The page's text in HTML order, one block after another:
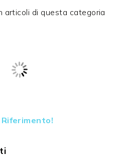
articoli di questa categoria